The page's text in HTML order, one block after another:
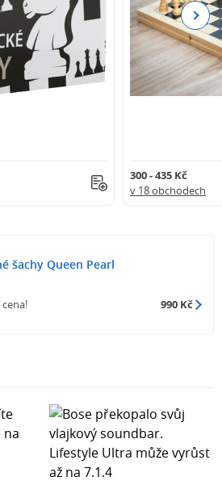
300 - 435 Kč
v 18 obchodech
Next
šachy Queen Pearl
990 Kč